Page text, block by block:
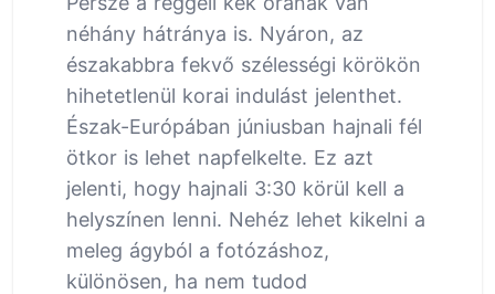
néhány hátránya is. Nyáron, az
északabbra fekvő szélességi körökön
hihetetlenül korai indulást jelenthet.
Észak-Európában júniusban hajnali fél
ötkor is lehet napfelkelte. Ez azt
jelenti, hogy hajnali 3:30 körül kell a
helyszínen lenni. Nehéz lehet kikelni a
meleg ágyból a fotózáshoz,
különösen, ha nem tudod